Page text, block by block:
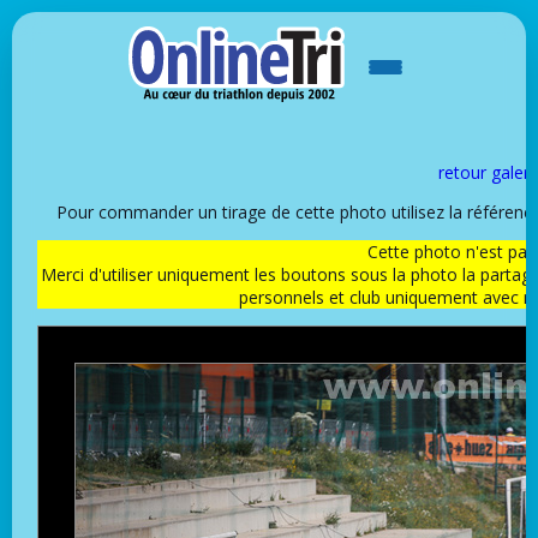
retour
Pour commander un tirage de cette photo utilisez la
Cette photo n'est
Merci d'utiliser uniquement les boutons sous la photo la
personnels et club uniquement avec